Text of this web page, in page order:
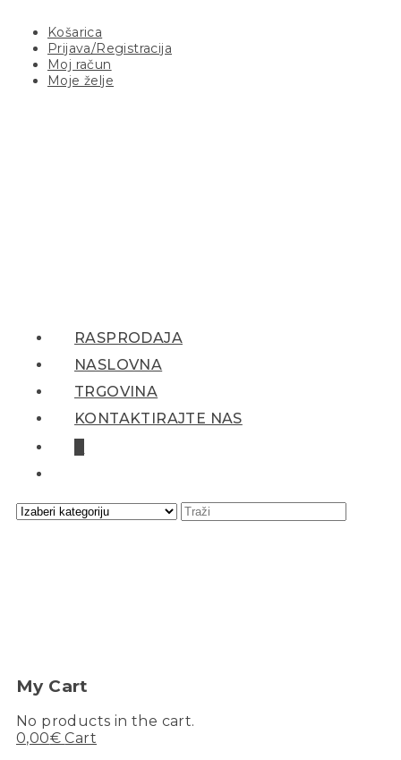
Košarica
Prijava/Registracija
Moj račun
Moje želje
RASPRODAJA
NASLOVNA
TRGOVINA
KONTAKTIRAJTE NAS
My Cart
No products in the cart.
0,00€ Cart